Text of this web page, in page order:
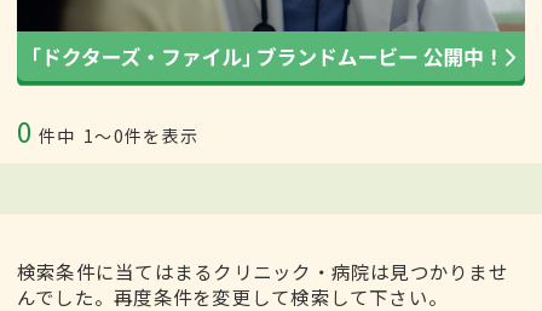
0 件中 1〜0件を表示
検索条件に当てはまるクリニック・病院は見つかりませ
んでした。再度条件を変更して検索して下さい。